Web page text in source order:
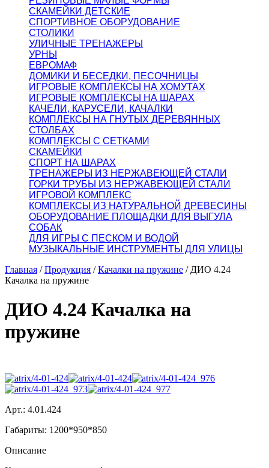
СКАМЕЙКИ ДЕТСКИЕ
СПОРТИВНОЕ ОБОРУДОВАНИЕ
СТОЛИКИ
УЛИЧНЫЕ ТРЕНАЖЕРЫ
УРНЫ
ЕВРОМАФ
ДОМИКИ И БЕСЕДКИ, ПЕСОЧНИЦЫ
ИГРОВЫЕ КОМПЛЕКСЫ НА ХОМУТАХ
ИГРОВЫЕ КОМПЛЕКСЫ НА ШАРАХ
КАЧЕЛИ, КАРУСЕЛИ, КАЧАЛКИ
КОМПЛЕКСЫ НА ГНУТЫХ ДЕРЕВЯННЫХ
СТОЛБАХ
КОМПЛЕКСЫ С СЕТКАМИ
СКАМЕЙКИ
СПОРТ НА ШАРАХ
ТРЕНАЖЕРЫ ИЗ НЕРЖАВЕЮЩЕЙ СТАЛИ
ГОРКИ ТРУБЫ ИЗ НЕРЖАВЕЮЩЕЙ СТАЛИ
ИГРОВОЙ КОМПЛЕКС
КОМПЛЕКСЫ ИЗ НАТУРАЛЬНОЙ ДРЕВЕСИНЫ
ОБОРУДОВАНИЕ ПЛОЩАДКИ ДЛЯ ВЫГУЛА
СОБАК
ДЛЯ ИГРЫ С ПЕСКОМ И ВОДОЙ
МУЗЫКАЛЬНЫЕ ИНСТРУМЕНТЫ ДЛЯ УЛИЦЫ
Главная /Продукция /Качалки на пружине / ДИО 4.24
Качалка на пружине
ДИО 4.24 Качалка на
пружине
Арт.: 4.01.424
Габариты: 1200*950*850
Описание